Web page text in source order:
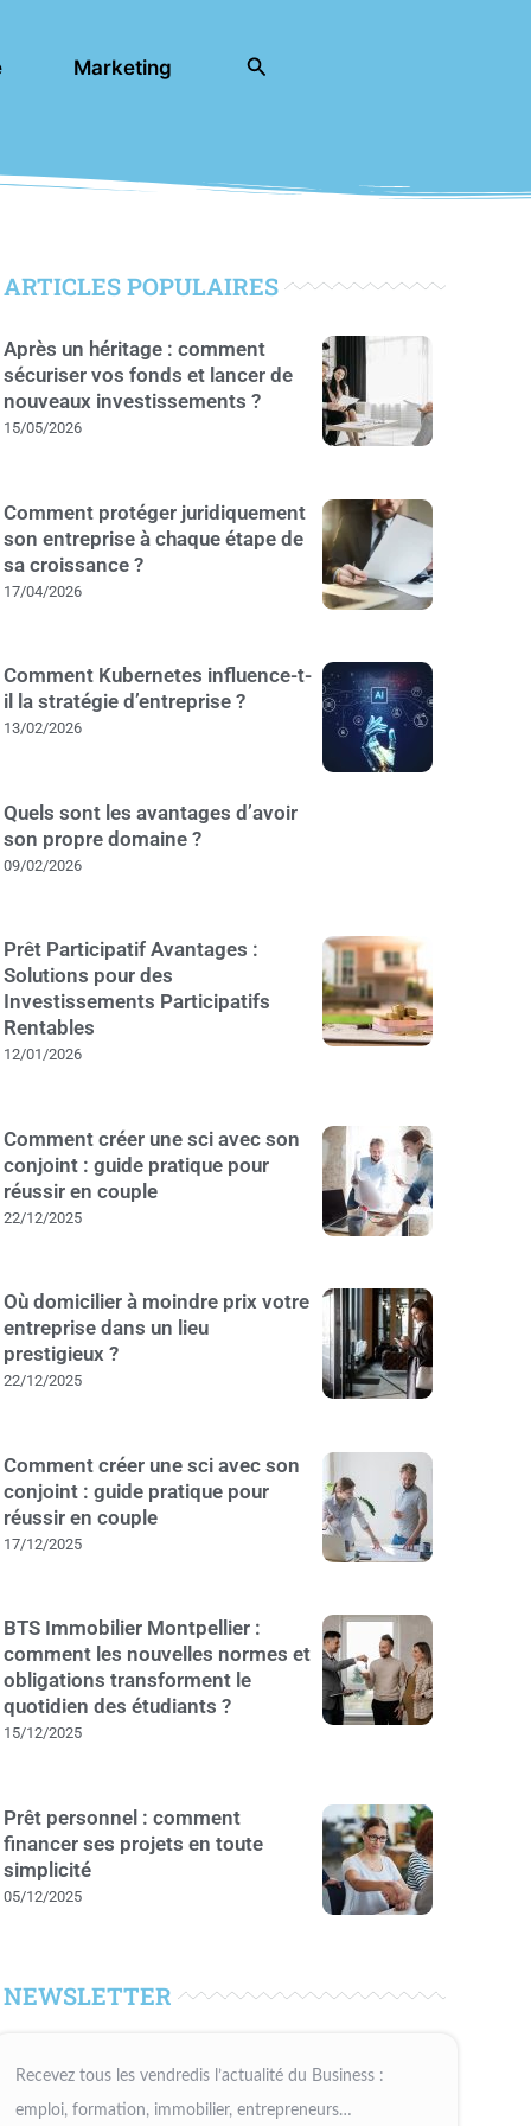
Marketing Rechercher
ARTICLES POPULAIRES
Après un héritage : comment
sécuriser vos fonds et lancer de
nouveaux investissements ?
15/05/2026
Comment protéger juridiquement
son entreprise à chaque étape de
sa croissance ?
17/04/2026
Comment Kubernetes influence-t-
il la stratégie d’entreprise ?
13/02/2026
Quels sont les avantages d’avoir
son propre domaine ?
09/02/2026
Prêt Participatif Avantages :
Solutions pour des
Investissements Participatifs
Rentables
12/01/2026
Comment créer une sci avec son
conjoint : guide pratique pour
réussir en couple
22/12/2025
Où domicilier à moindre prix votre
entreprise dans un lieu
prestigieux ?
22/12/2025
Comment créer une sci avec son
conjoint : guide pratique pour
réussir en couple
17/12/2025
BTS Immobilier Montpellier :
comment les nouvelles normes et
obligations transforment le
quotidien des étudiants ?
15/12/2025
Prêt personnel : comment
financer ses projets en toute
simplicité
05/12/2025
NEWSLETTER
Recevez tous les vendredis l’actualité du Business :
emploi, formation, immobilier, entrepreneurs…